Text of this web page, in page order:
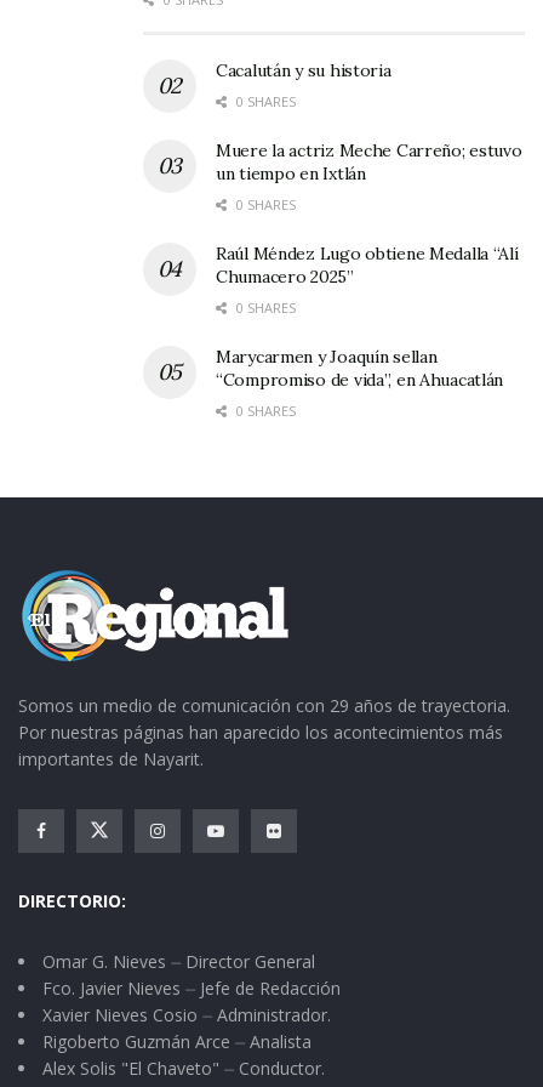
Cacalután y su historia
0 SHARES
Muere la actriz Meche Carreño; estuvo
un tiempo en Ixtlán
0 SHARES
Raúl Méndez Lugo obtiene Medalla “Alí
Chumacero 2025”
0 SHARES
Marycarmen y Joaquín sellan
“Compromiso de vida”, en Ahuacatlán
0 SHARES
Somos un medio de comunicación con 29 años de trayectoria.
Por nuestras páginas han aparecido los acontecimientos más
importantes de Nayarit.
DIRECTORIO:
Omar G. Nieves ⏤ Director General
Fco. Javier Nieves ⏤ Jefe de Redacción
Xavier Nieves Cosio ⏤ Administrador.
Rigoberto Guzmán Arce ⏤ Analista
Alex Solis "El Chaveto" ⏤ Conductor.